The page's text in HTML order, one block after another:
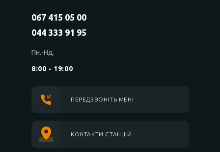
067 415 05 00
044 333 91 95
Пн.-Нд.
8:00 - 19:00
ПЕРЕДЗВОНІТЬ МЕНІ
КОНТАКТИ СТАНЦІЙ